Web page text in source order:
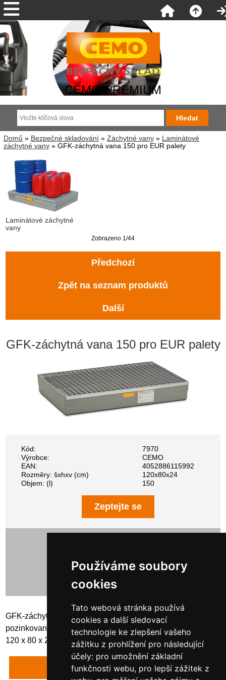
Používáme soubory
cookies
Tato webová stránka používá
cookies a další sledovací
technologie ke zlepšení vašeho
zážitku z prohlížení pro následující
účely: pro umožnění základní
funkčnosti webu, pro lepší zážitek z
CEMO PREMIUM
Domů » Bezpečné skladování» Záchytné vany»
Laminátové
záchytné vany» GFK-záchytná vana 150 pro EUR palety
Laminátové záchytné
vany
Zobrazeno 1/44
Předchozí
Zpět na seznam produktů
Další
GFK-záchytná vana 150 pro EUR palety
Kód:
7970
Výrobce:
CEMO
EAN:
4052886115992
Rozměry: šxhxv (cm)
120x80x24
Objem: (l)
150
Zeptejte se
GFK-záchytná vana 150 pro EUR palety s jištěním a
pozinkovaným ocelovým roštem, se schválením Rozměry:
120 x 80 x 23,5 cm
Napsat recenzi